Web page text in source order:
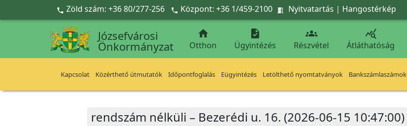
Ugrás a fő tartalomra
 Zöld szám: +36 80/277-256  Központ: +36 1/459-2100  Nyitvatartás | Hangostérkép
Józsefvárosi
Önkormányzat

Otthon

Ügyintézés

Részvétel

Átláthatóság
Kapcsolat Közérthető útmutatók Időpontfoglalás Eügyintézés Letölthető nyomtatványok Bankszámlaszámok
rendszám nélküli – Bezerédi u. 16. (2026-06-15 10:47:00)